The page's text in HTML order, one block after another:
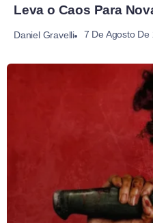
Leva o Caos Para
Daniel Gravelli 7 De Agosto De